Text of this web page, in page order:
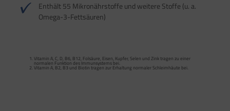
Enthält 55 Mikronährstoffe und weitere Stoffe (u. a.
Omega-3-Fettsäuren)
Vitamin A, C, D, B6, B12, Folsäure, Eisen, Kupfer, Selen und Zink tragen zu einer
normalen Funktion des Immunsystems bei.
Vitamin A, B2, B3 und Biotin tragen zur Erhaltung normaler Schleimhäute bei.
Vitamin A, Beta-Carotin, Vitamine B2, B3, Biotin und Zink tragen zur Erhaltung
normalen Stoffwechsel von Makronährstoffen bei.
Vitamin B2 und Biotin tragen zur Erhaltung normaler Schleimhäute (einschließlich
Darmschleimhaut) bei.
Vitamin D und Zink tragen zur normalen Funktion des Immunsystems bei.